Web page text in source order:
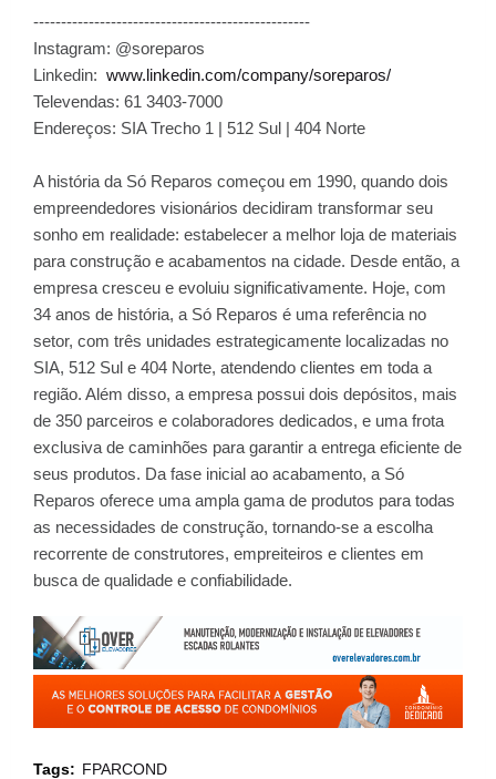
--------------------------------------------------
Instagram: @soreparos
Linkedin: www.linkedin.com/company/soreparos/
Televendas: 61 3403-7000
Endereços: SIA Trecho 1 | 512 Sul | 404 Norte
A história da Só Reparos começou em 1990, quando dois
empreendedores visionários decidiram transformar seu
sonho em realidade: estabelecer a melhor loja de materiais
para construção e acabamentos na cidade. Desde então, a
empresa cresceu e evoluiu significativamente. Hoje, com
34 anos de história, a Só Reparos é uma referência no
setor, com três unidades estrategicamente localizadas no
SIA, 512 Sul e 404 Norte, atendendo clientes em toda a
região. Além disso, a empresa possui dois depósitos, mais
de 350 parceiros e colaboradores dedicados, e uma frota
exclusiva de caminhões para garantir a entrega eficiente de
seus produtos. Da fase inicial ao acabamento, a Só
Reparos oferece uma ampla gama de produtos para todas
as necessidades de construção, tornando-se a escolha
recorrente de construtores, empreiteiros e clientes em
busca de qualidade e confiabilidade.
Tags: FPARCOND